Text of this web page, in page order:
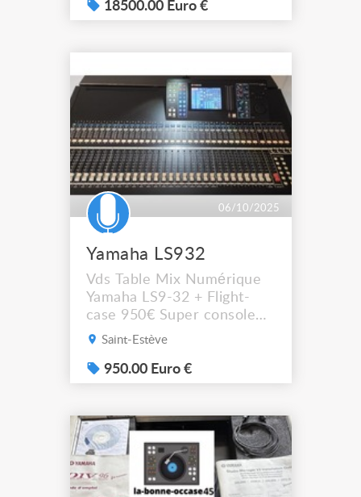
équipée de 01 carte
d'inserts 8 IN/ 8 OUT + 1
peu servi
18500.00 Euro €
06/10/2025
Yamaha LS932
Vds Table Mix Numérique
Yamaha LS9-32 + Flight-
case 950€ Super console
"live" de mix 32 voies
état - avec son Flight-case
+ housse tout marche
très bon état idéal pour
sonoriser grosse formation
musicale (32 voies live
directes!) yamaha = fiabilit...
Saint-Estève
950.00 Euro €